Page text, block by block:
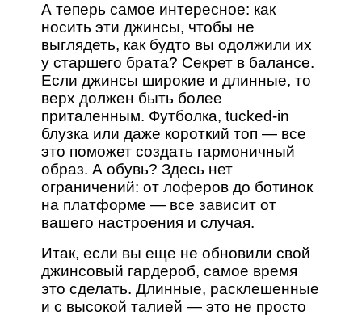
А теперь самое интересное: как
носить эти джинсы, чтобы не
выглядеть, как будто вы одолжили их
у старшего брата? Секрет в балансе.
Если джинсы широкие и длинные, то
верх должен быть более
приталенным. Футболка, tucked-in
блузка или даже короткий топ — все
это поможет создать гармоничный
образ. А обувь? Здесь нет
ограничений: от лоферов до ботинок
на платформе — все зависит от
вашего настроения и случая.
Итак, если вы еще не обновили свой
джинсовый гардероб, самое время
это сделать. Длинные, расклешенные
и с высокой талией — это не просто